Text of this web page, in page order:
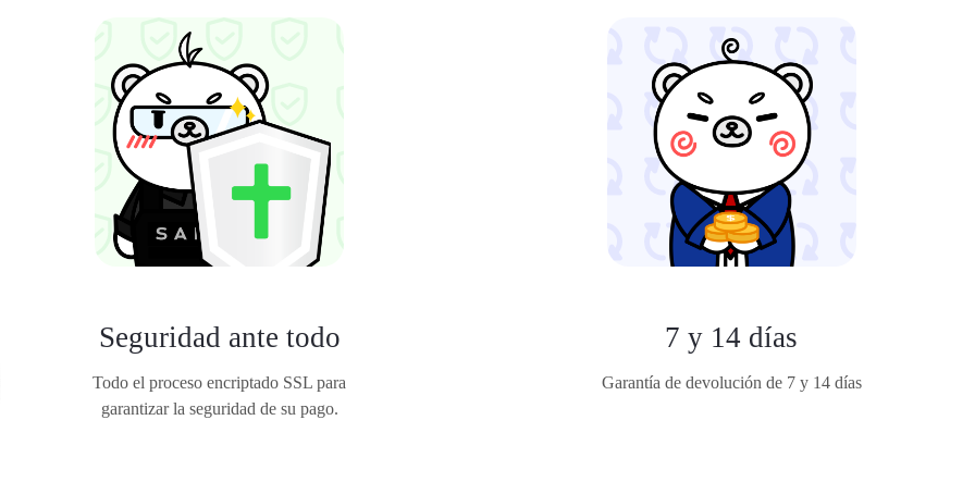
Seguridad ante todo
Todo el proceso encriptado SSL para
garantizar la seguridad de su pago.
7 y 14 días
Garantía de devolución de 7 y 14 días